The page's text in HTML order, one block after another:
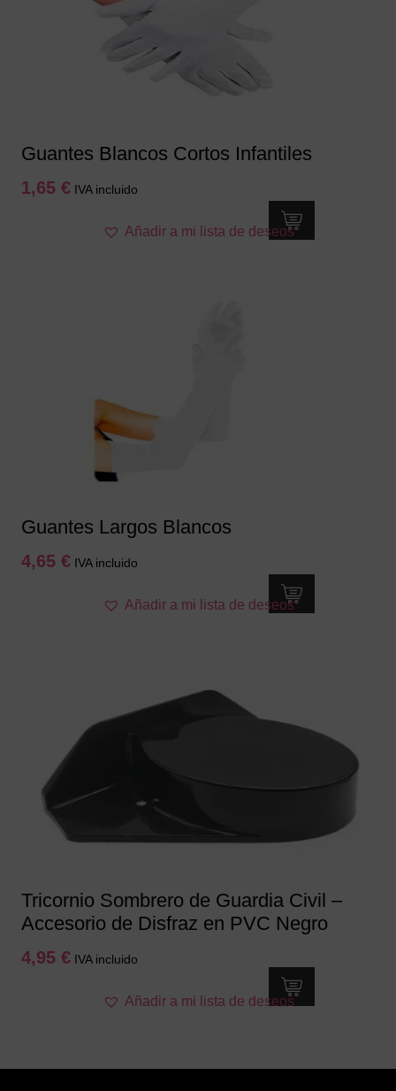
Guantes Blancos Cortos Infantiles
1,65 € IVA incluido
Añadir a mi lista de deseos
Guantes Largos Blancos
4,65 € IVA incluido
Añadir a mi lista de deseos
Tricornio Sombrero de Guardia Civil –
Accesorio de Disfraz en PVC Negro
4,95 € IVA incluido
Añadir a mi lista de deseos